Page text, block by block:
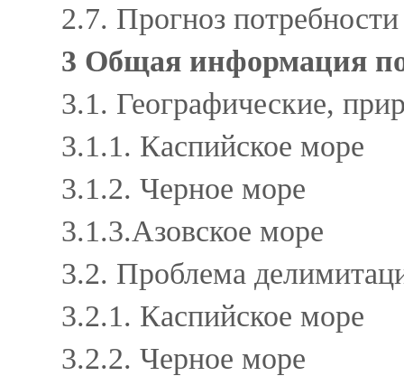
2.7. Прогноз
3 Общая информация
3.1. Географические,
3.1.1. Каспийское море
3.1.2. Черное море
3.1.3.Азовское море
3.2. Проблема
3.2.1. Каспийское море
3.2.2. Черное море